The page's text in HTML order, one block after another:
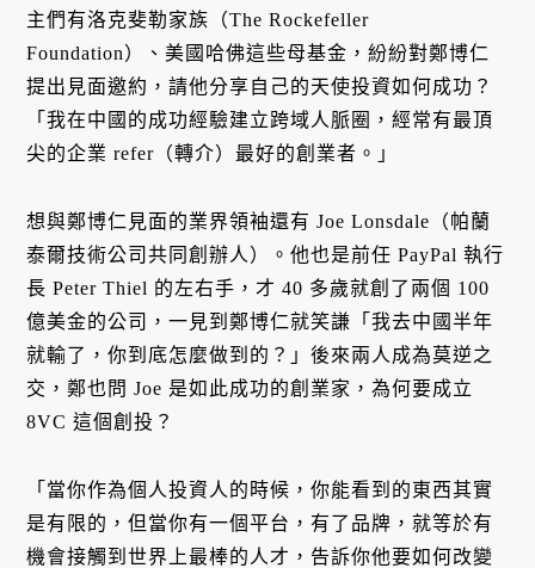
主們有洛克斐勒家族（The Rockefeller
Foundation）、美國哈佛這些母基金，紛紛對鄭博仁
提出見面邀約，請他分享自己的天使投資如何成功？
「我在中國的成功經驗建立跨域人脈圈，經常有最頂
尖的企業 refer（轉介）最好的創業者。」
想與鄭博仁見面的業界領袖還有 Joe Lonsdale（帕蘭
泰爾技術公司共同創辦人）。他也是前任 PayPal 執行
長 Peter Thiel 的左右手，才 40 多歲就創了兩個 100
億美金的公司，一見到鄭博仁就笑謙「我去中國半年
就輸了，你到底怎麼做到的？」後來兩人成為莫逆之
交，鄭也問 Joe 是如此成功的創業家，為何要成立
8VC 這個創投？
「當你作為個人投資人的時候，你能看到的東西其實
是有限的，但當你有一個平台，有了品牌，就等於有
機會接觸到世界上最棒的人才，告訴你他要如何改變